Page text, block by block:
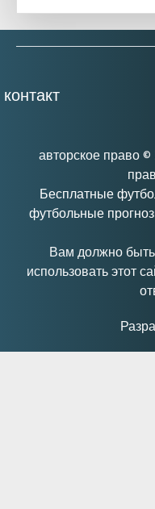
контакт
авторское право
Бесплатные
футбольные
Вам должно
использовать этот